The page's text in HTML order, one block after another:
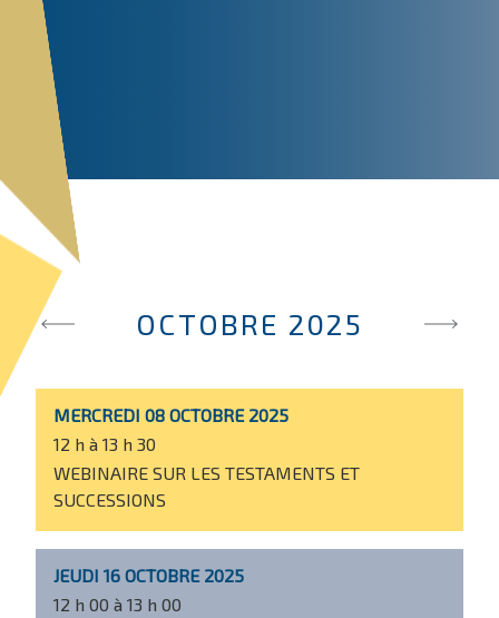
OCTOBRE 2025
MERCREDI 08 OCTOBRE 2025
12 h à 13 h 30
WEBINAIRE SUR LES TESTAMENTS ET
SUCCESSIONS
JEUDI 16 OCTOBRE 2025
12 h 00 à 13 h 00